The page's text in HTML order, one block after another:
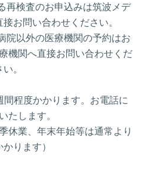
再検査のお申込みは筑波メデ
お問い合わせください。
院以外の医療機関の予約はお
機関へ直接お問い合わせくだ
い。
程度かかります。お電話に
たします。
休業、年末年始等は通常より
ります）